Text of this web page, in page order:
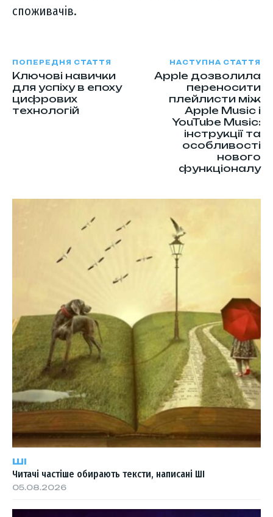
споживачів.
ПОПЕРЕДНЯ СТАТТЯ
Ключові навички
для успіху в епоху
цифрових
технологій
НАСТУПНА СТАТТЯ
Apple дозволила
переносити
плейлисти між
Apple Music і
YouTube Music:
інструкції та
особливості
нового
функціоналу
ШІ
Читачі частіше обирають тексти, написані ШІ
05.08.2026